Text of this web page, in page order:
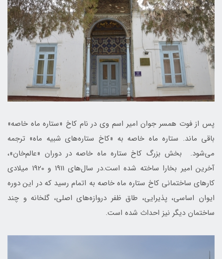
پس از فوت همسر جوان امیر اسم وی در نام کاخ «ستاره ماه خاصه»
باقی ماند. ستاره ماه خاصه به «کاخ ستاره‌های شبیه ماه» ترجمه
می‌شود. بخش بزرگ کاخ ستاره ماه خاصه در دوران «عالم‌خان»،
آخرین امیر بخارا ساخته شده است.در سال‌های 1911 و 1920 میلادی
کارهای ساختمانی کاخ ستاره ماه خاصه به اتمام رسید که در این دوره
ایوان اساسی، پذیرایی، طاق ظفر دروازه‌های اصلی، گلخانه و چند
ساختمان دیگر نیز احداث شده است.